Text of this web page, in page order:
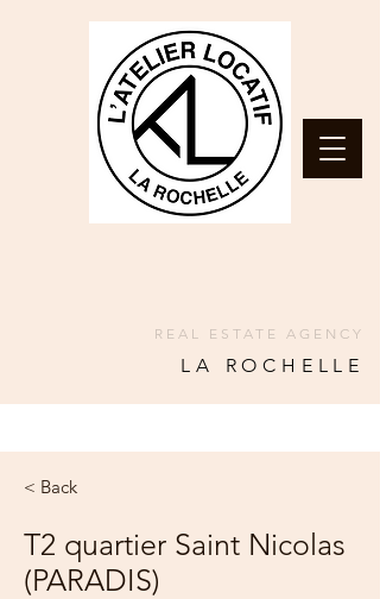
REAL ESTATE AGENCY
LA ROCHELLE
< Back
T2 quartier Saint Nicolas
(PARADIS)